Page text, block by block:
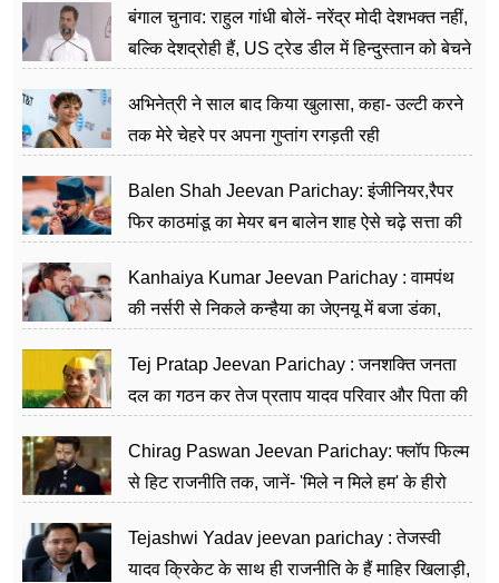
बंगाल चुनाव: राहुल गांधी बोलें- नरेंद्र मोदी देशभक्त नहीं,
बल्कि देशद्रोही हैं, US ट्रेड डील में हिन्दुस्तान को बेचने
अभिनेत्री ने साल बाद किया खुलासा, कहा- उल्टी करने
तक मेरे चेहरे पर अपना गुप्तांग रगड़ती रही
Balen Shah Jeevan Parichay: इंजीनियर,रैपर
फिर काठमांडू का मेयर बन बालेन शाह ऐसे चढ़े सत्ता की
Kanhaiya Kumar Jeevan Parichay : वामपंथ
की नर्सरी से निकले कन्हैया का जेएनयू में बजा डंका,
Tej Pratap Jeevan Parichay : जनशक्ति जनता
दल का गठन कर तेज प्रताप यादव परिवार और पिता की
Chirag Paswan Jeevan Parichay: फ्लॉप फिल्म
से हिट राजनीति तक, जानें- 'मिले न मिले हम' के हीरो
Tejashwi Yadav jeevan parichay : तेजस्वी
यादव क्रिकेट के साथ ही राजनीति के हैं माहिर खिलाड़ी,